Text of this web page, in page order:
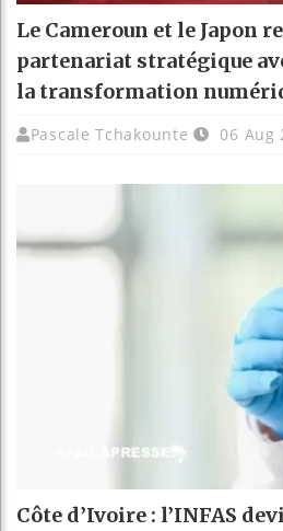
Le Cameroun et le Japon
partenariat stratégique
la transformation
Pascale Tchakounte 06 Aug
Côte d’Ivoire : l’INFAS